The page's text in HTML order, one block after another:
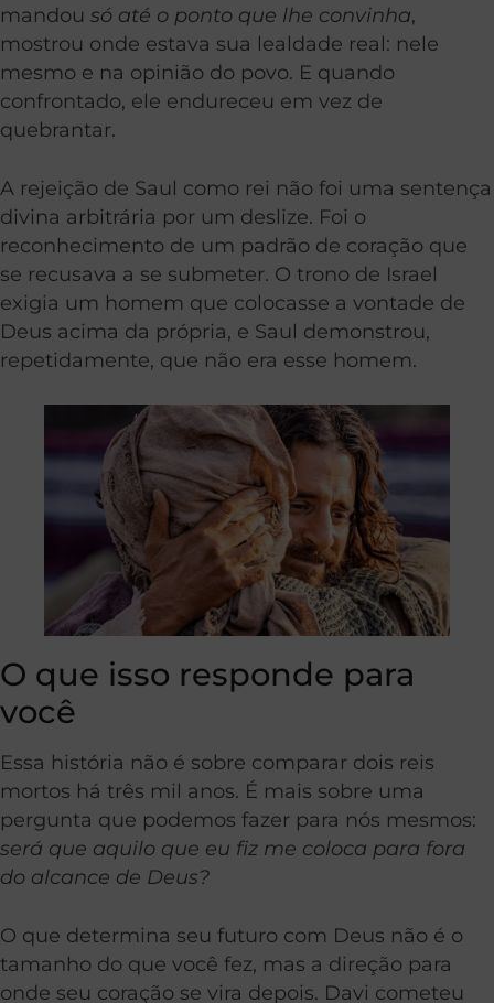
mandou só até o ponto que lhe convinha,
mostrou onde estava sua lealdade real: nele
mesmo e na opinião do povo. E quando
confrontado, ele endureceu em vez de
quebrantar.
A rejeição de Saul como rei não foi uma sentença
divina arbitrária por um deslize. Foi o
reconhecimento de um padrão de coração que
se recusava a se submeter. O trono de Israel
exigia um homem que colocasse a vontade de
Deus acima da própria, e Saul demonstrou,
repetidamente, que não era esse homem.
O que isso responde para
você
Essa história não é sobre comparar dois reis
mortos há três mil anos. É mais sobre uma
pergunta que podemos fazer para nós mesmos:
será que aquilo que eu fiz me coloca para fora
do alcance de Deus?
O que determina seu futuro com Deus não é o
tamanho do que você fez, mas a direção para
onde seu coração se vira depois. Davi cometeu